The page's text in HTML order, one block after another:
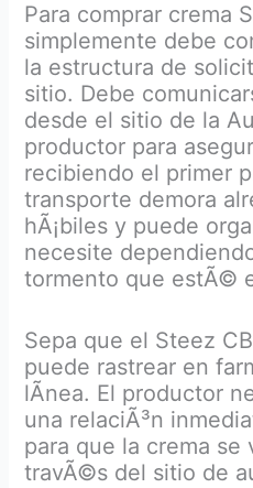
Para comprar crema
simplemente debe
la estructura de
sitio. Debe
desde el sitio de la
productor para
recibiendo el primer
transporte demora
hÃ¡biles y puede
necesite
tormento que estÃ©
Sepa que el Steez
puede rastrear en
lÃ­nea. El productor
una relaciÃ³n
para que la crema se
travÃ©s del sitio de